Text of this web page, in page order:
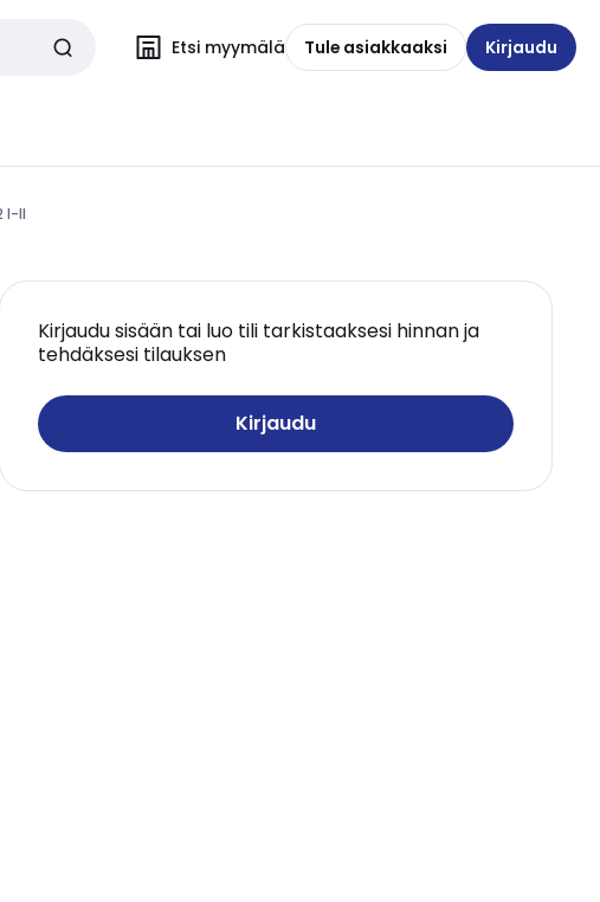
Etsi myymälä Tule asiakkaaksi Kirjaudu
I-II
Kirjaudu sisään tai luo tili tarkistaaksesi hinnan ja
tehdäksesi tilauksen
Kirjaudu